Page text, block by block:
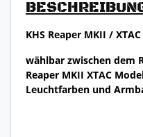
KHS Reaper MKII /
wählbar zwischen dem
Reaper MKII XTAC
Leuchtfarben und